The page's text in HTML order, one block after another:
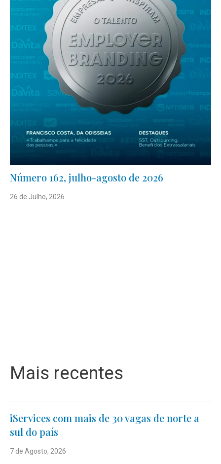
Número 162, julho-agosto de 2026
26 de Julho, 2026
Mais recentes
iServices com mais de 30 vagas de norte a
sul do país
7 de Agosto, 2026